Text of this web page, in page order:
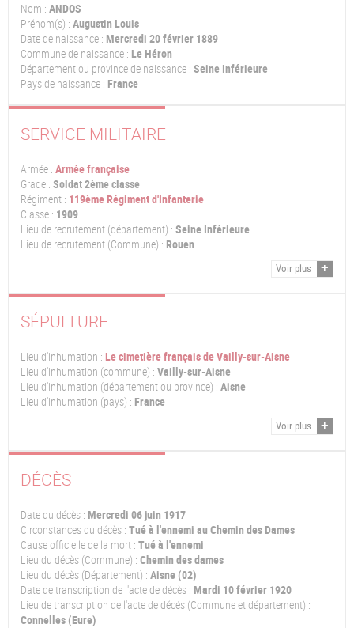
Nom : ANDOS
Prénom(s) : Augustin Louis
Date de naissance : Mercredi 20 février 1889
Commune de naissance : Le Héron
Département ou province de naissance : Seine Inférieure
Pays de naissance : France
SERVICE MILITAIRE
Armée : Armée française
Grade : Soldat 2ème classe
Régiment : 119ème Régiment d'Infanterie
Classe : 1909
Lieu de recrutement (département) : Seine Inférieure
Lieu de recrutement (Commune) : Rouen
Voir plus
SÉPULTURE
Lieu d'inhumation : Le cimetière français de Vailly-sur-Aisne
Lieu d'inhumation (commune) : Vailly-sur-Aisne
Lieu d'inhumation (département ou province) : Aisne
Lieu d'inhumation (pays) : France
Voir plus
DÉCÈS
Date du décès : Mercredi 06 juin 1917
Circonstances du décès : Tué à l'ennemi au Chemin des Dames
Cause officielle de la mort : Tué à l'ennemi
Lieu du décès (Commune) : Chemin des dames
Lieu du décès (Département) : Aisne (02)
Date de transcription de l'acte de décès : Mardi 10 février 1920
Lieu de transcription de l'acte de décés (Commune et département) :
Connelles (Eure)